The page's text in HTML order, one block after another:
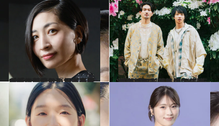
2024.7.24
【続きを読む】坂本真綾がふりかえる『レ・ミゼラブル』でぶつかった壁を乗り越えるまで「子育てとの両立はもう必死です」
カルチャー 2024.7.17
「植ちゃんの芝居は伝達の力がすごい」松田凌が舞台『刀剣乱舞』で共演した植田圭輔との“化学反応”を語る
カルチャー